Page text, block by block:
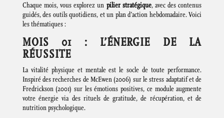
Chaque mois, vous explorez un pilier stratégique, avec des contenus
guidés, des outils quotidiens, et un plan d’action hebdomadaire. Voici
les thématiques :
MOIS 01 : L’ÉNERGIE DE LA
RÉUSSITE
La vitalité physique et mentale est le socle de toute performance.
Inspiré des recherches de McEwen (2006) sur le stress adaptatif et de
Fredrickson (2001) sur les émotions positives, ce module augmente
votre énergie via des rituels de gratitude, de récupération, et de
nutrition psychologique.